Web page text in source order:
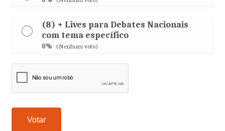
(8) + Lives para Debates Nacionais
com tema específico
0% (Nenhum voto)